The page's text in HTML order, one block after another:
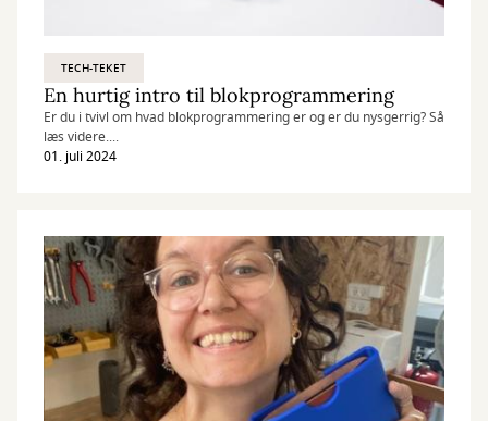
TECH-TEKET
En hurtig intro til blokprogrammering
Er du i tvivl om hvad blokprogrammering er og er du nysgerrig? Så
læs videre....
01. juli 2024